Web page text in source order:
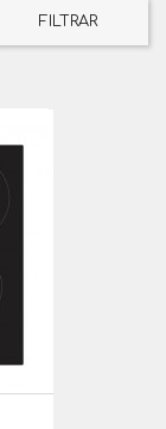
FILTRAR